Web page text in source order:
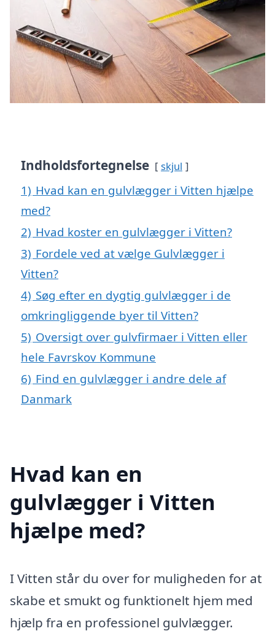
Indholdsfortegnelse skjul
1) Hvad kan en gulvlægger i Vitten hjælpe
med?
2) Hvad koster en gulvlægger i Vitten?
3) Fordele ved at vælge Gulvlægger i
Vitten?
4) Søg efter en dygtig gulvlægger i de
omkringliggende byer til Vitten?
5) Oversigt over gulvfirmaer i Vitten eller
hele Favrskov Kommune
6) Find en gulvlægger i andre dele af
Danmark
Hvad kan en
gulvlægger i Vitten
hjælpe med?
I Vitten står du over for muligheden for at
skabe et smukt og funktionelt hjem med
hjælp fra en professionel gulvlægger.